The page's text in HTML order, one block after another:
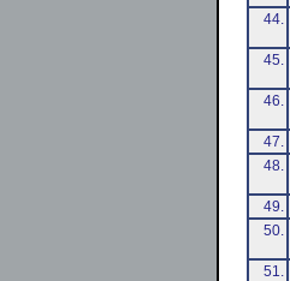
44.
45.
46.
47.
48.
49.
50.
51.